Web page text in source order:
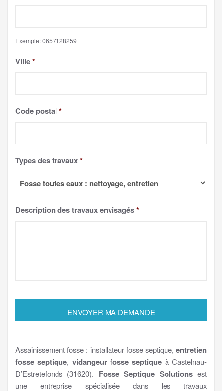
Exemple: 0657128259
Ville*
Code postal *
Types des travaux*
Description des travaux envisagés*
Assainissement fosse : installateur fosse septique, entretien
fosse septique, vidangeur fosse septique à Castelnau-
D’Estretefonds (31620). Fosse Septique Solutionsest
une entreprise spécialisée dans les travaux